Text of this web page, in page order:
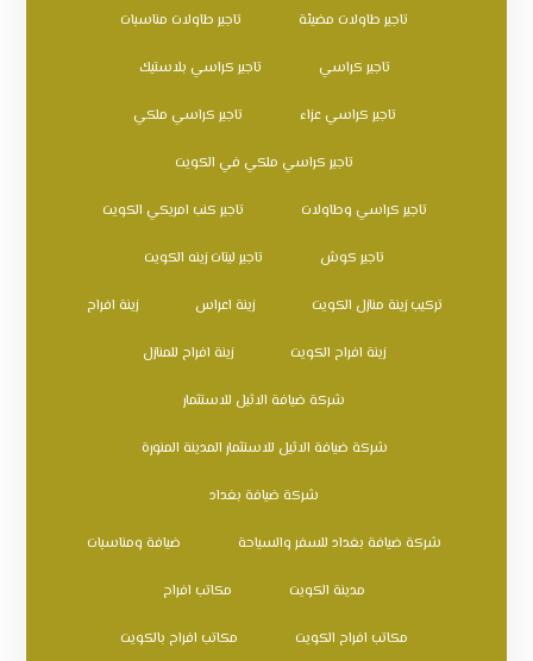
تاجير طاولات مضيئة تاجير طاولات مناسبات
تاجير كراسي تاجير كراسي بلاستيك
تاجير كراسي عزاء تاجير كراسي ملكي
تاجير كراسي ملكي في الكويت
تاجير كراسي وطاولات تاجير كنب امريكي الكويت
تاجير كوش تاجير ليتات زينه الكويت
تركيب زينة منازل الكويت زينة اعراس زينة افراح
زينة افراح الكويت زينة افراح للمنازل
شركة ضيافة الاثيل للاستثمار
شركة ضيافة الاثيل للاستثمار المدينة المنورة
شركة ضيافة بغداد
شركة ضيافة بغداد للسفر والسياحة ضيافة ومناسبات
مدينة الكويت مكاتب افراح
مكاتب افراح الكويت مكاتب افراح بالكويت